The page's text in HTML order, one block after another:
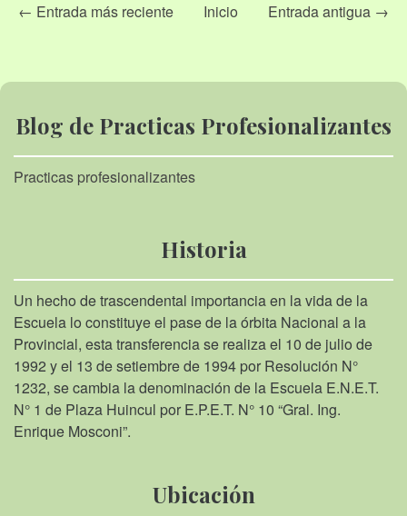
← Entrada más reciente Entrada antigua →
Inicio
Blog de Practicas Profesionalizantes
Practicas profesionalizantes
Historia
Un hecho de trascendental importancia en la vida de la
Escuela lo constituye el pase de la órbita Nacional a la
Provincial, esta transferencia se realiza el 10 de julio de
1992 y el 13 de setiembre de 1994 por Resolución N°
1232, se cambia la denominación de la Escuela E.N.E.T.
N° 1 de Plaza Huincul por E.P.E.T. N° 10 “Gral. Ing.
Enrique Mosconi”.
Ubicación